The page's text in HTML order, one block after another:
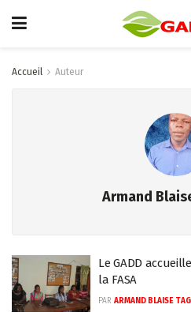
Accueil Auteur
Armand
Le GADD
la FASA
PAR ARMAND BLAISE